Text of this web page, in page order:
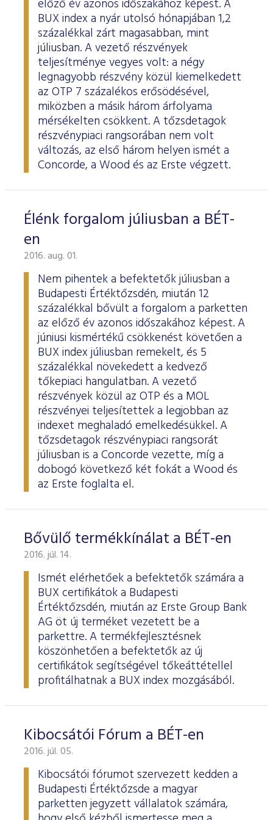
ESG Útmutató
előző év azonos időszakához képest. A
BUX index a nyár utolsó hónapjában 1,2
százalékkal zárt magasabban, mint
júliusban. A vezető részvények
teljesítménye vegyes volt: a négy
legnagyobb részvény közül kiemelkedett
az OTP 7 százalékos erősödésével,
miközben a másik három árfolyama
mérsékelten csökkent. A tőzsdetagok
részvénypiaci rangsorában nem volt
változás, az első három helyen ismét a
Concorde, a Wood és az Erste végzett.
Élénk forgalom júliusban a BÉT-
en
2016. aug. 01.
Nem pihentek a befektetők júliusban a
Budapesti Értéktőzsdén, miután 12
százalékkal bővült a forgalom a parketten
az előző év azonos időszakához képest. A
júniusi kismértékű csökkenést követően a
BUX index júliusban remekelt, és 5
százalékkal növekedett a kedvező
tőkepiaci hangulatban. A vezető
részvények közül az OTP és a MOL
részvényei teljesítettek a legjobban az
indexet meghaladó emelkedésükkel. A
tőzsdetagok részvénypiaci rangsorát
júliusban is a Concorde vezette, míg a
dobogó következő két fokát a Wood és
az Erste foglalta el.
Bővülő termékkínálat a BÉT-en
2016. júl. 14.
Ismét elérhetőek a befektetők számára a
BUX certifikátok a Budapesti
Értéktőzsdén, miután az Erste Group Bank
AG öt új terméket vezetett be a
parkettre. A termékfejlesztésnek
köszönhetően a befektetők az új
certifikátok segítségével tőkeáttétellel
profitálhatnak a BUX index mozgásából.
Kibocsátói Fórum a BÉT-en
2016. júl. 05.
Kibocsátói fórumot szervezett kedden a
Budapesti Értéktőzsde a magyar
parketten jegyzett vállalatok számára,